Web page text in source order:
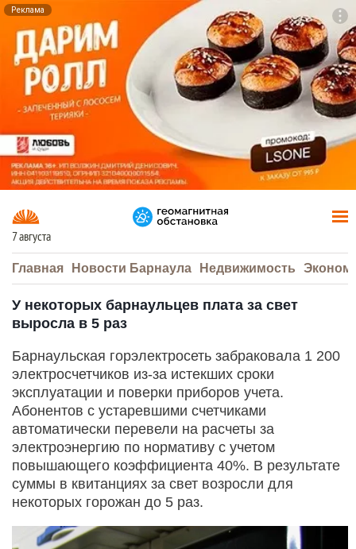
Реклама
7 августа
Главная Новости Барнаула Недвижимость
У некоторых барнаульцев плата за свет
выросла в 5 раз
Барнаульская горэлектросеть забраковала 1 200
электросчетчиков из-за истекших сроки
эксплуатации и поверки приборов учета.
Абонентов с устаревшими счетчиками
автоматически перевели на расчеты за
электроэнергию по нормативу с учетом
повышающего коэффициента 40%. В результате
суммы в квитанциях за свет возросли для
некоторых горожан до 5 раз.